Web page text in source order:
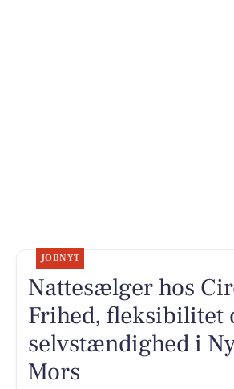
JOBNYT
Nattesælger hos
Frihed, fleksibilitet
selvstændighed i
Mors